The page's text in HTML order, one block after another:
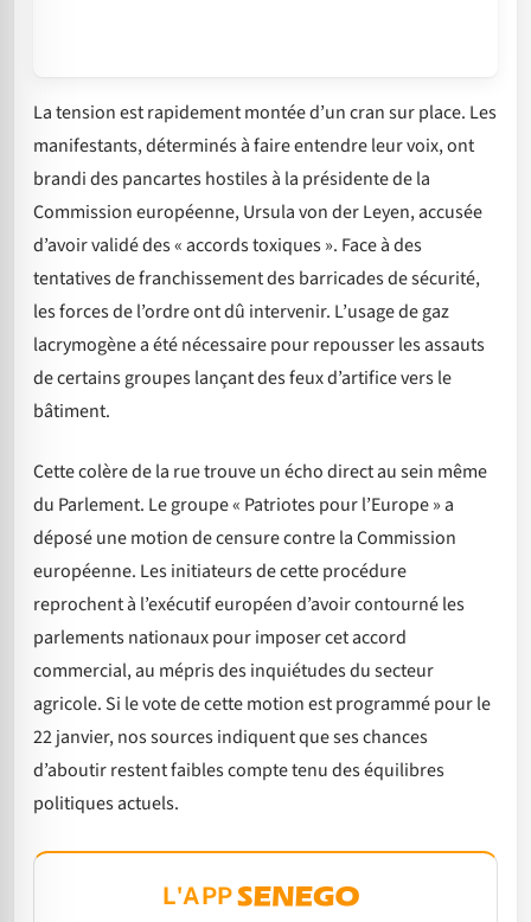
La tension est rapidement montée d’un cran sur place. Les
manifestants, déterminés à faire entendre leur voix, ont
brandi des pancartes hostiles à la présidente de la
Commission européenne, Ursula von der Leyen, accusée
d’avoir validé des « accords toxiques ». Face à des
tentatives de franchissement des barricades de sécurité,
les forces de l’ordre ont dû intervenir. L’usage de gaz
lacrymogène a été nécessaire pour repousser les assauts
de certains groupes lançant des feux d’artifice vers le
bâtiment.
Cette colère de la rue trouve un écho direct au sein même
du Parlement. Le groupe « Patriotes pour l’Europe » a
déposé une motion de censure contre la Commission
européenne. Les initiateurs de cette procédure
reprochent à l’exécutif européen d’avoir contourné les
parlements nationaux pour imposer cet accord
commercial, au mépris des inquiétudes du secteur
agricole. Si le vote de cette motion est programmé pour le
22 janvier, nos sources indiquent que ses chances
d’aboutir restent faibles compte tenu des équilibres
politiques actuels.
L'APP